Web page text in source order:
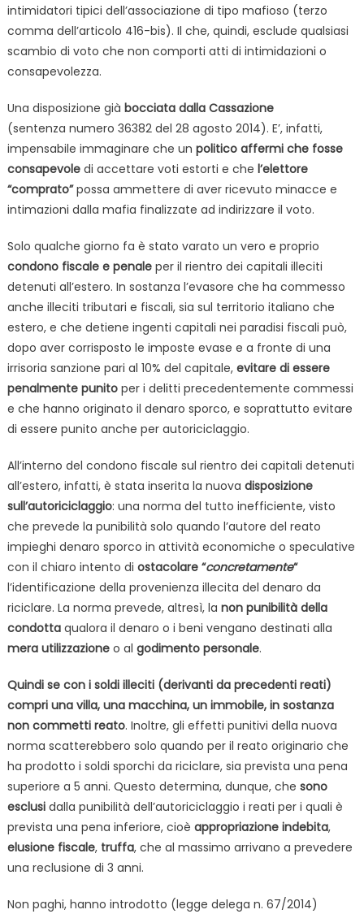
intimidatori tipici dell’associazione di tipo mafioso (terzo
comma dell’articolo 416-bis). Il che, quindi, esclude qualsiasi
scambio di voto che non comporti atti di intimidazioni o
consapevolezza.
Una disposizione già bocciata dalla Cassazione
(sentenza numero 36382 del 28 agosto 2014). E’, infatti,
impensabile immaginare che un politico affermi che fosse
consapevoledi accettare voti estorti e che l’elettore
“comprato”possa ammettere di aver ricevuto minacce e
intimazioni dalla mafia finalizzate ad indirizzare il voto.
Solo qualche giorno fa è stato varato un vero e proprio
condono fiscale e penaleper il rientro dei capitali illeciti
detenuti all’estero. In sostanza l’evasore che ha commesso
anche illeciti tributari e fiscali, sia sul territorio italiano che
estero, e che detiene ingenti capitali nei paradisi fiscali può,
dopo aver corrisposto le imposte evase e a fronte di una
irrisoria sanzione pari al 10% del capitale, evitare di essere
penalmente punitoper i delitti precedentemente commessi
e che hanno originato il denaro sporco, e soprattutto evitare
di essere punito anche per autoriciclaggio.
All’interno del condono fiscale sul rientro dei capitali detenuti
all’estero, infatti, è stata inserita la nuova disposizione
sull’autoriciclaggio: una norma del tutto inefficiente, visto
che prevede la punibilità solo quando l’autore del reato
impieghi denaro sporco in attività economiche o speculative
con il chiaro intento di ostacolare “concretamente“
l’identificazione della provenienza illecita del denaro da
riciclare. La norma prevede, altresì, la non punibilità della
condottaqualora il denaro o i beni vengano destinati alla
mera utilizzazioneo al godimento personale.
Quindi se con i soldi illeciti (derivanti da precedenti reati)
compri una villa, una macchina, un immobile, in sostanza
non commetti reato. Inoltre, gli effetti punitivi della nuova
norma scatterebbero solo quando per il reato originario che
ha prodotto i soldi sporchi da riciclare, sia prevista una pena
superiore a 5 anni. Questo determina, dunque, che sono
esclusi dalla punibilità dell’autoriciclaggio i reati per i quali è
prevista una pena inferiore, cioè appropriazione indebita,
elusione fiscale, truffa, che al massimo arrivano a prevedere
una reclusione di 3 anni.
Non paghi, hanno introdotto (legge delega n. 67/2014)